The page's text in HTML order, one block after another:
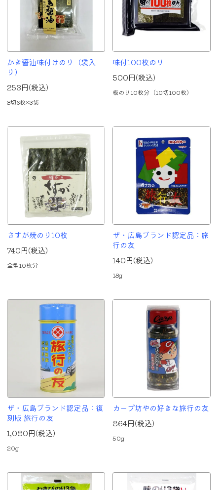
かき醤油味付けのり（袋入
り）
253円(税込)
8切6枚×3袋
味付100枚のり
500円(税込)
板のり10枚分（10切100枚）
さすが焼のり10枚
740円(税込)
全型10枚分
ザ・広島ブランド認定品：旅
行の友
140円(税込)
18g
ザ・広島ブランド認定品：復
刻版 旅行の友
1,080円(税込)
20g
カープ坊やの好きな旅行の友
864円(税込)
50g